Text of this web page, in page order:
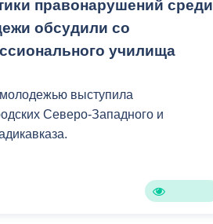
правонарушений среди
обсудили со
училища
выступила
Северо-Западного и